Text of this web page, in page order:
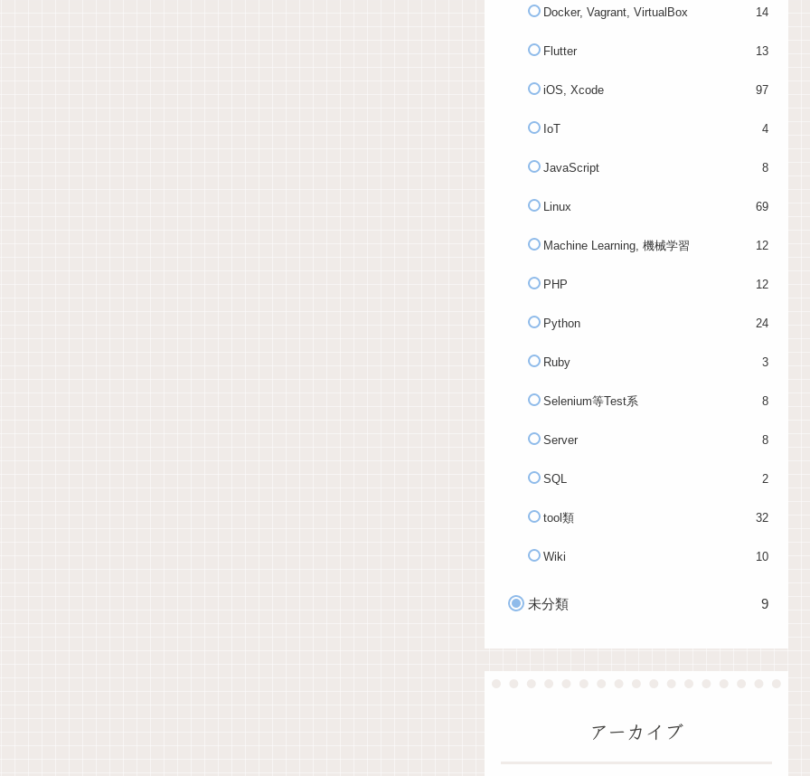
Docker, Vagrant, VirtualBox 14
Flutter 13
iOS, Xcode 97
IoT 4
JavaScript 8
Linux 69
Machine Learning, 機械学習 12
PHP 12
Python 24
Ruby 3
Selenium等Test系 8
Server 8
SQL 2
tool類 32
Wiki 10
未分類 9
アーカイブ